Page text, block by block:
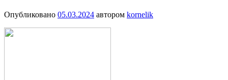
Опубликовано 05.03.2024 автором kornelik